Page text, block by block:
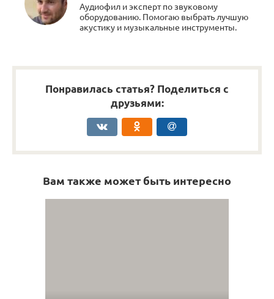
Аудиофил и эксперт по звуковому
оборудованию. Помогаю выбрать лучшую
акустику и музыкальные инструменты.
Понравилась статья? Поделиться с
друзьями:
Вам также может быть интересно